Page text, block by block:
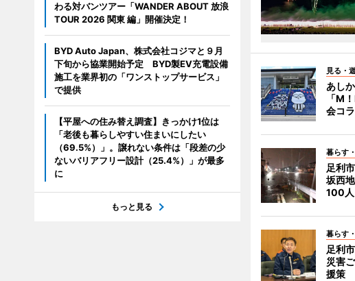
見る・
あし
「M
会コ
暮らす
足利
坂西
100人
暮らす
足利
災害
援策
わる対バンツアー「WANDER ABOUT 放浪
TOUR 2026 関東 編」開催決定！
BYD Auto Japan、株式会社コジマと９月
下旬から協業開始予定 BYD製EV充電設備
施工を業界初の「ワンストップサービス」
で提供
【平屋への住み替え調査】きっかけ1位は
「老後も暮らしやすい住まいにしたい
（69.5%）」。譲れない条件は「段差の少
ないバリアフリー設計（25.4%）」が最多
に
もっと見る